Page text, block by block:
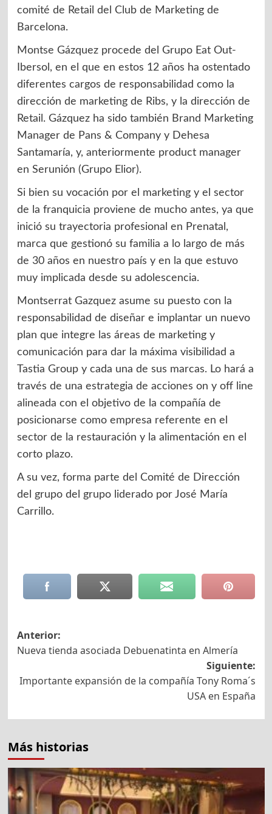
comité de Retail del Club de Marketing de
Barcelona.
Montse Gázquez procede del Grupo Eat Out-
Ibersol, en el que en estos 12 años ha ostentado
diferentes cargos de responsabilidad como la
dirección de marketing de Ribs, y la dirección de
Retail. Gázquez ha sido también Brand Marketing
Manager de Pans & Company y Dehesa
Santamaría, y, anteriormente product manager
en Serunión (Grupo Elior).
Si bien su vocación por el marketing y el sector
de la franquicia proviene de mucho antes, ya que
inició su trayectoria profesional en Prenatal,
marca que gestionó su familia a lo largo de más
de 30 años en nuestro país y en la que estuvo
muy implicada desde su adolescencia.
Montserrat Gazquez asume su puesto con la
responsabilidad de diseñar e implantar un nuevo
plan que integre las áreas de marketing y
comunicación para dar la máxima visibilidad a
Tastia Group y cada una de sus marcas. Lo hará a
través de una estrategia de acciones on y off line
alineada con el objetivo de la compañía de
posicionarse como empresa referente en el
sector de la restauración y la alimentación en el
corto plazo.
A su vez, forma parte del Comité de Dirección
del grupo del grupo liderado por José María
Carrillo.
Navegación
de
entradas
Anterior:
Nueva tienda asociada Debuenatinta en Almería
Siguiente:
Importante expansión de la compañía Tony Roma´s
USA en España
Más historias